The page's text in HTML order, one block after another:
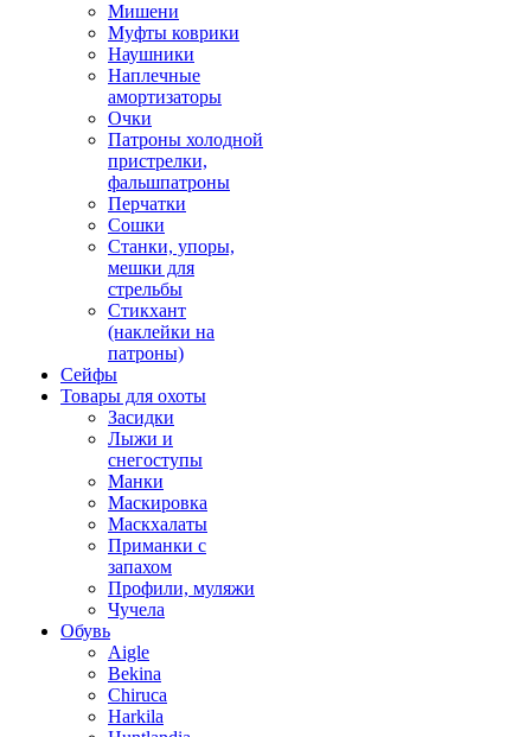
Мишени
Муфты коврики
Наушники
Наплечные
амортизаторы
Очки
Патроны холодной
пристрелки,
фальшпатроны
Перчатки
Сошки
Станки, упоры,
мешки для
стрельбы
Стикхант
(наклейки на
патроны)
Сейфы
Товары для охоты
Засидки
Лыжи и
снегоступы
Манки
Маскировка
Маскхалаты
Приманки с
запахом
Профили, муляжи
Чучела
Обувь
Aigle
Bekina
Chiruсa
Harkila